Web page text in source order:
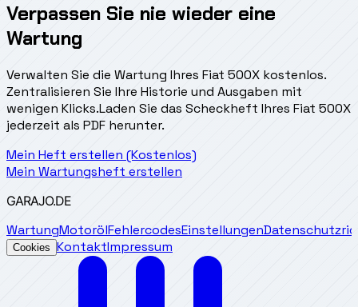
Verpassen Sie nie wieder eine
Wartung
Verwalten Sie die Wartung Ihres Fiat 500X kostenlos.
Zentralisieren Sie Ihre Historie und Ausgaben mit
wenigen Klicks.Laden Sie das Scheckheft Ihres Fiat 500X
jederzeit als PDF herunter.
Mein Heft erstellen (Kostenlos)
Mein Wartungsheft erstellen
GARAJO.DE
WartungMotorölFehlercodesEinstellungen
Cookies KontaktImpressum